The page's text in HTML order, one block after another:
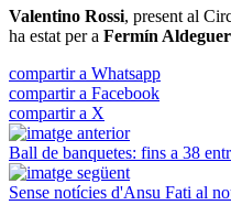
Valentino Rossi, present al
ha estat per a Fermín Aldeguer
compartir a Whatsapp
compartir a Facebook
compartir a X
Ball de banquetes: fins a 38
Sense notícies d'Ansu Fati al